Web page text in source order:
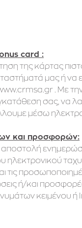
card :
της κάρτας
μας ή να
. Με
σας, να
μέσω
και προσφορών:
αποστολή
ηλεκτρονικού
ή/και
κειμένου